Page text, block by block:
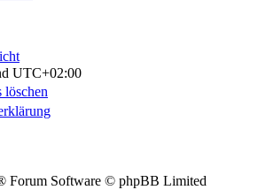
UTC+02:00
Forum Software © phpBB Limited